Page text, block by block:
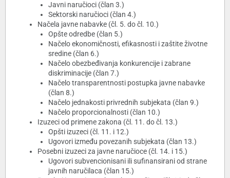
Javni naručioci (član 3.)
Sektorski naručioci (član 4.)
Načela javne nabavke (čl. 5. do čl. 10.)
Opšte odredbe (član 5.)
Načelo ekonomičnosti, efikasnosti i zaštite životne
sredine (član 6.)
Načelo obezbeđivanja konkurencije i zabrane
diskriminacije (član 7.)
Načelo transparentnosti postupka javne nabavke
(član 8.)
Načelo jednakosti privrednih subjekata (član 9.)
Načelo proporcionalnosti (član 10.)
Izuzeci od primene zakona (čl. 11. do čl. 13.)
Opšti izuzeci (čl. 11. i 12.)
Ugovori između povezanih subjekata (član 13.)
Posebni izuzeci za javne naručioce (čl. 14. i 15.)
Ugovori subvencionisani ili sufinansirani od strane
javnih naručilaca (član 15.)